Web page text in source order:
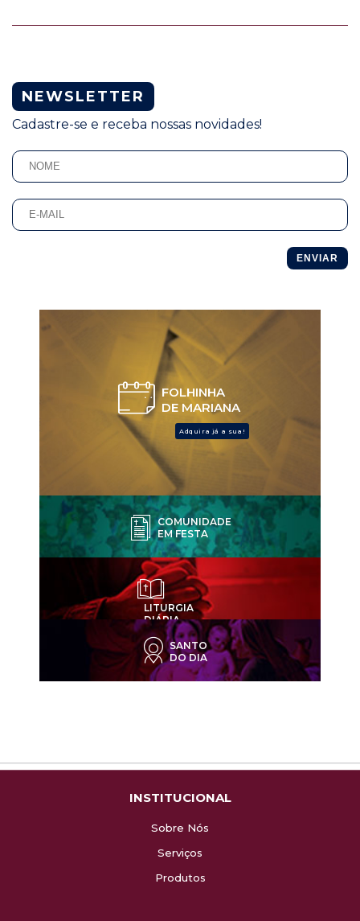
NEWSLETTER
Cadastre-se e receba nossas novidades!
ENVIAR
FOLHINHA
DE MARIANA
Adquira já a sua!
COMUNIDADE
EM FESTA
LITURGIA
DIÁRIA
SANTO
DO DIA
INSTITUCIONAL
Sobre Nós
Serviços
Produtos